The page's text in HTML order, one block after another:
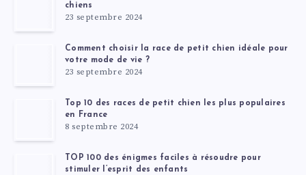
chiens
23 septembre 2024
Comment choisir la race de petit chien idéale pour
votre mode de vie ?
23 septembre 2024
Top 10 des races de petit chien les plus populaires
en France
8 septembre 2024
TOP 100 des énigmes faciles à résoudre pour
stimuler l’esprit des enfants